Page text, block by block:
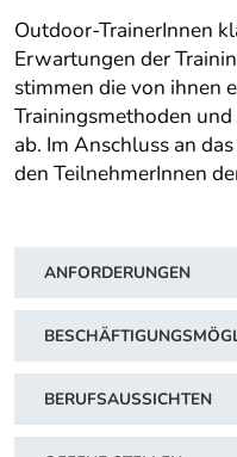
Outdoor-TrainerInnen
Erwartungen der
stimmen die von ihnen
Trainingsmethoden
ab. Im Anschluss an
den TeilnehmerInnen
ANFORDERUNGEN
BERUFSAUSSICHTEN